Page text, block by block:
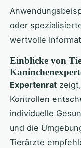
oder
wertvolle
Einblicke von
Expertenrat
Kontrollen
individuelle
und die
Tierärzte